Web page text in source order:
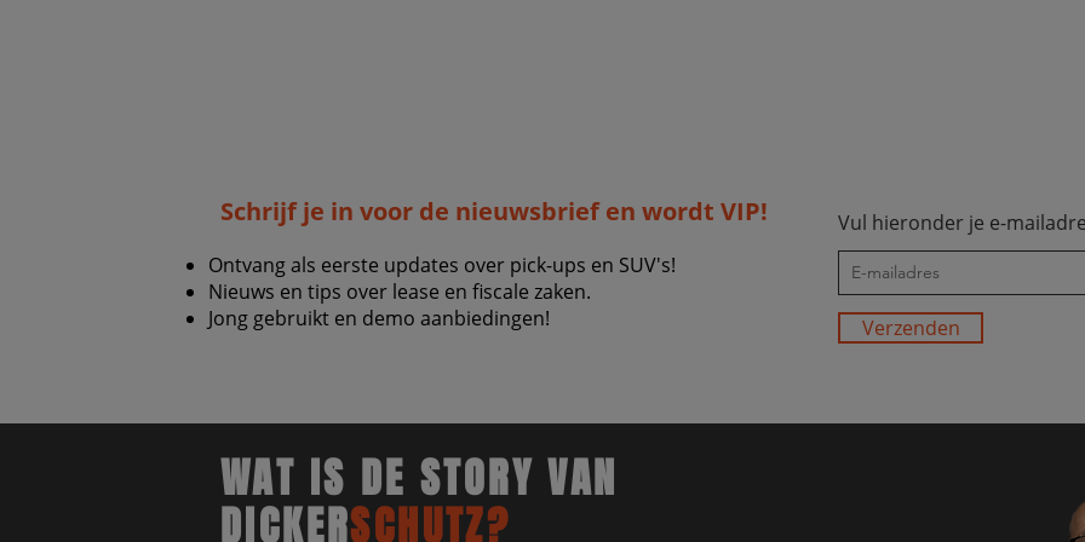
Schrijf je in voor de nieuwsbrief en wordt VIP!
Ontvang als eerste updates over pick-ups en SUV's!
Nieuws en tips over lease en fiscale zaken.
Jong gebruikt en demo aanbiedingen!
Vul hieronder je e-
Verzenden
WAT IS DE STORY VAN
DICKERSCHUTZ?